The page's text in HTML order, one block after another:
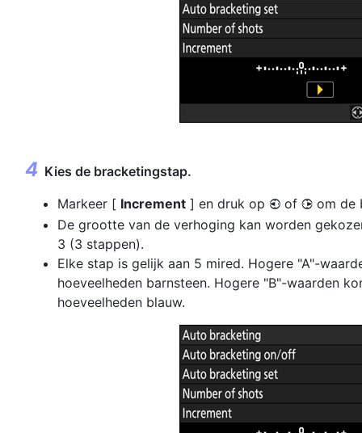
Kies de bracketingstap.
Markeer [ Increment ] en druk op 4 of 2 om de
De grootte van de verhoging kan worden
3 (3 stappen).
Elke stap is gelijk aan 5 mired. Hogere "A"-
hoeveelheden barnsteen. Hogere "B"-waarden
hoeveelheden blauw.